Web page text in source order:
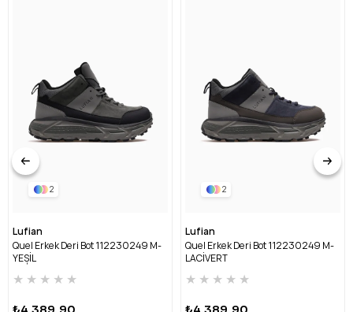
2
Lufian
Quel Erkek Deri Bot 112230249 M-
YEŞİL
★ ★ ★ ★ ★
2
Lufian
Quel Erkek Deri Bot 112230249 M-
LACİVERT
★ ★ ★ ★ ★